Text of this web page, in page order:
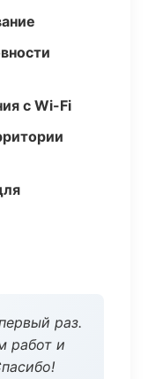
с Wi-Fi
раз.
работ и